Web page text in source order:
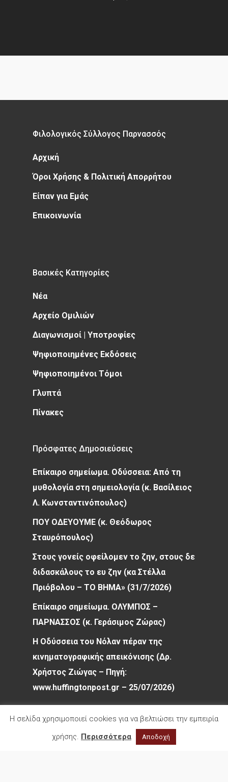
Φιλολογικός Σύλλογος Παρνασσός
Αρχική
Όροι Χρήσης & Πολιτική Απορρήτου
Είπαν για Εμάς
Επικοινωνία
Βασικές Κατηγορίες
Νέα
Αρχείο Ομιλιών
Διαγωνισμοί | Υποτροφίες
Ψηφιοποιημένες Εκδόσεις
Ψηφιοποιημένοι Τόμοι
Γλυπτά
Πίνακες
Πρόσφατες Δημοσιεύσεις
Επίκαιρο σημείωμα. Οδύσσεια: Από τη
μυθολογία στη σημειολογία (κ. Βασίλειος
Λ. Κωνσταντινόπουλος)
ΠΟΥ ΟΔΕΥΟΥΜΕ (κ. Θεόδωρος
Σταυρόπουλος)
Στους γονείς οφείλομεν το ζην, στους δε
διδασκάλους το ευ ζην (κα Στέλλα
Πριόβολου – ΤΟ ΒΗΜΑ» (31/7/2026)
Επίκαιρο σημείωμα. ΟΛΥΜΠΟΣ –
ΠΑΡΝΑΣΣΟΣ (κ. Γεράσιμος Ζώρας)
Η Οδύσσεια του Νόλαν πέραν της
κινηματογραφικής απεικόνισης (Δρ.
Χρήστος Ζιώγας – Πηγή:
www.huffingtonpost.gr – 25/07/2026)
© 2026 Φιλολογικός Σύλλογος Παρνασσός. All
Η σελίδα χρησιμοποιεί cookies για να βελτιώσει την εμπειρία
χρήσης. Περισσότερα Αποδοχή